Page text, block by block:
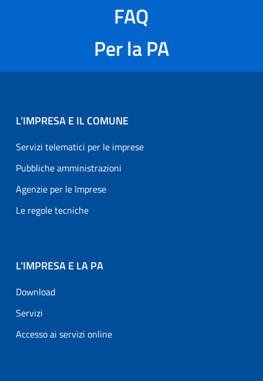
FAQ
Per la PA
L’IMPRESA E IL COMUNE
Servizi telematici per le imprese
Pubbliche amministrazioni
Agenzie per le Imprese
Le regole tecniche
L’IMPRESA E LA PA
Download
Servizi
Accesso ai servizi online